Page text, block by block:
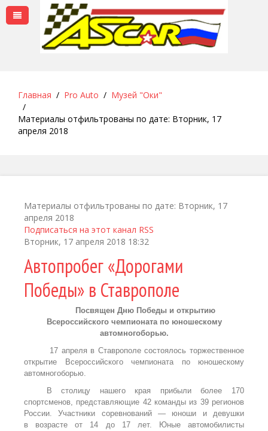
Главная Pro Auto Музей "Оки"
Материалы отфильтрованы по дате: Вторник, 17
апреля 2018
Материалы отфильтрованы по дате: Вторник, 17
апреля 2018
Подписаться на этот канал RSS
Вторник, 17 апреля 2018 18:32
Автопробег «Дорогами
Победы» в Ставрополе
Посвящен Дню Победы и открытию
Всероссийского чемпионата по юношескому
автомногоборью.
17 апреля в Ставрополе состоялось торжественное
открытие Всероссийского чемпионата по юношескому
автомногоборью.
В столицу нашего края прибыли более 170
спортсменов, представляющие 42 команды из 39 регионов
России. Участники соревнований — юноши и девушки
в возрасте от 14 до 17 лет. Юные автомобилисты